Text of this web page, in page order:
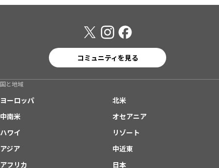
コミュニティを見る
国と地域
ヨーロッパ
北米
中南米
オセアニア
ハワイ
リゾート
アジア
中近東
アフリカ
日本